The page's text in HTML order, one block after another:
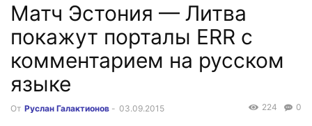
Матч Эстония — Литва
покажут порталы ERR с
комментарием на русском
языке
От Руслан Галактионов - 03.09.2015 0
224